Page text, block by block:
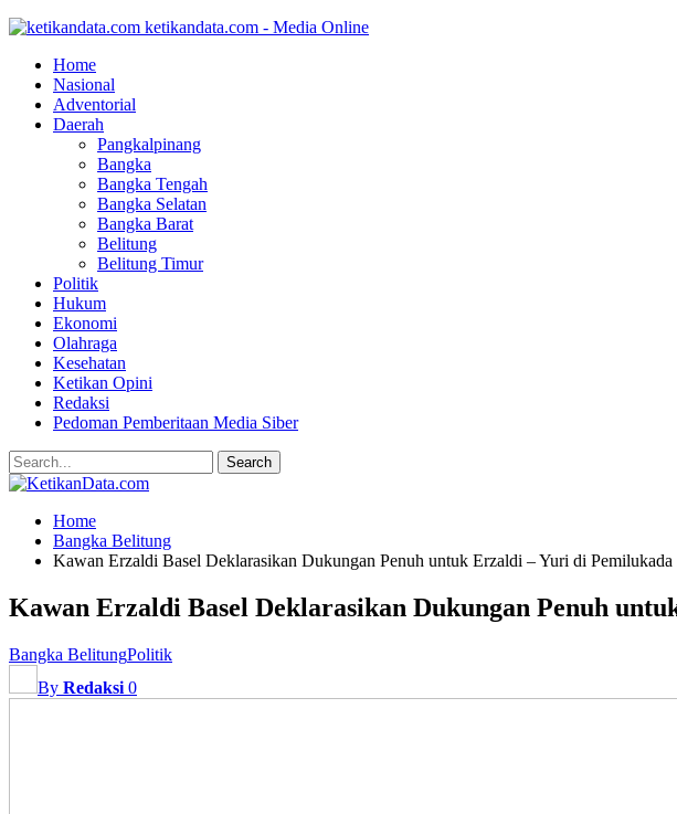
ketikandata.com - Media Online
Home
Nasional
Adventorial
Daerah
Pangkalpinang
Bangka
Bangka Tengah
Bangka Selatan
Bangka Barat
Belitung
Belitung Timur
Politik
Hukum
Ekonomi
Olahraga
Kesehatan
Ketikan Opini
Redaksi
Pedoman Pemberitaan Media Siber
Home
Bangka Belitung
Kawan Erzaldi Basel Deklarasikan Dukungan Penuh untuk Erzaldi – Yuri di Pemilukada
Kawan Erzaldi Basel Deklarasikan Dukungan Penuh
Bangka BelitungPolitik
By Redaksi 0